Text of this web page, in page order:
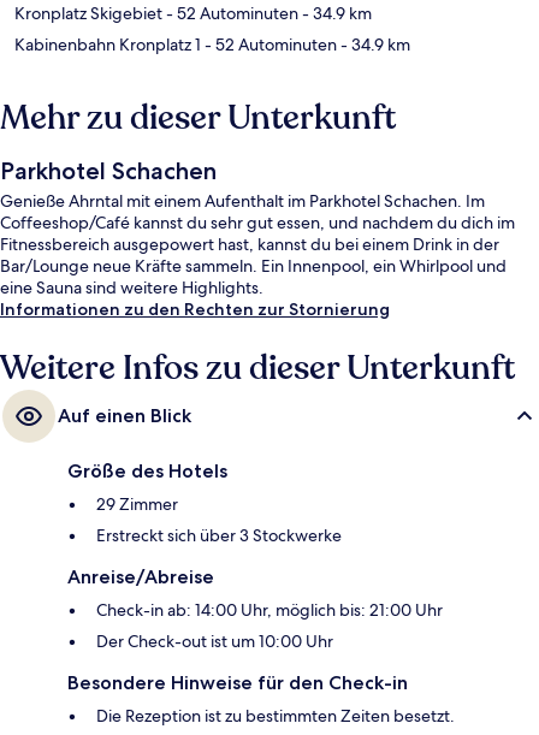
Kronplatz Skigebiet- 52 Autominuten- 34.9 km
Kabinenbahn Kronplatz 1 - 52 Autominuten- 34.9 km
Mehr zu dieser Unterkunft
Parkhotel Schachen
Genieße Ahrntal mit einem Aufenthalt im Parkhotel Schachen. Im
Coffeeshop/Café kannst du sehr gut essen, und nachdem du dich im
Fitnessbereich ausgepowert hast, kannst du bei einem Drink in der
Bar/Lounge neue Kräfte sammeln. Ein Innenpool, ein Whirlpool und
eine Sauna sind weitere Highlights.
Informationen zu den Rechten zur Stornierung
Weitere Infos zu dieser Unterkunft
Auf einen Blick
Größe des Hotels
29 Zimmer
Erstreckt sich über 3 Stockwerke
Anreise/Abreise
Check-in ab: 14:00 Uhr, möglich bis: 21:00 Uhr
Der Check-out ist um 10:00 Uhr
Besondere Hinweise für den Check-in
Die Rezeption ist zu bestimmten Zeiten besetzt.